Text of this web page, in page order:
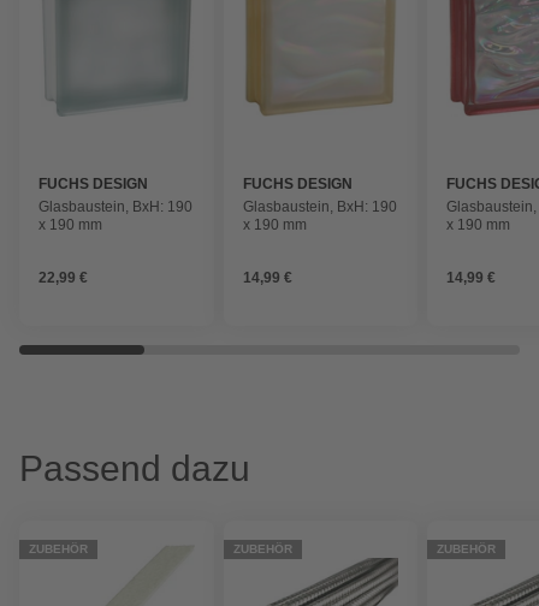
FUCHS DESIGN
Glasbaustein, BxH: 190
x 190 mm
22,99 €
FUCHS DESIGN
Glasbaustein, BxH: 190
x 190 mm
14,99 €
FUCHS
x 190 mm
14,99 €
Passend dazu
ZUBEHÖR ZUBEHÖR ZUBEHÖR